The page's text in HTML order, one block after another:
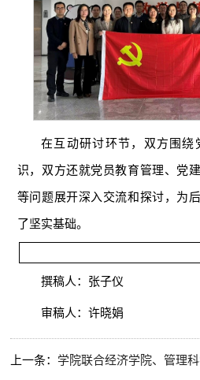
在互动研讨环节，双方围绕
识，双方还就党员教育管理、党
等问题展开深入交流和探讨，为
了坚实基础。
撰稿人：张子仪
审稿人：许晓娟
上一条：学院联合经济学院、管理科